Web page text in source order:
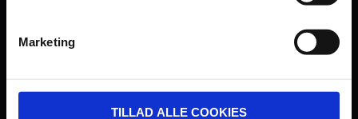
Marketing
TILLAD ALLE COOKIES